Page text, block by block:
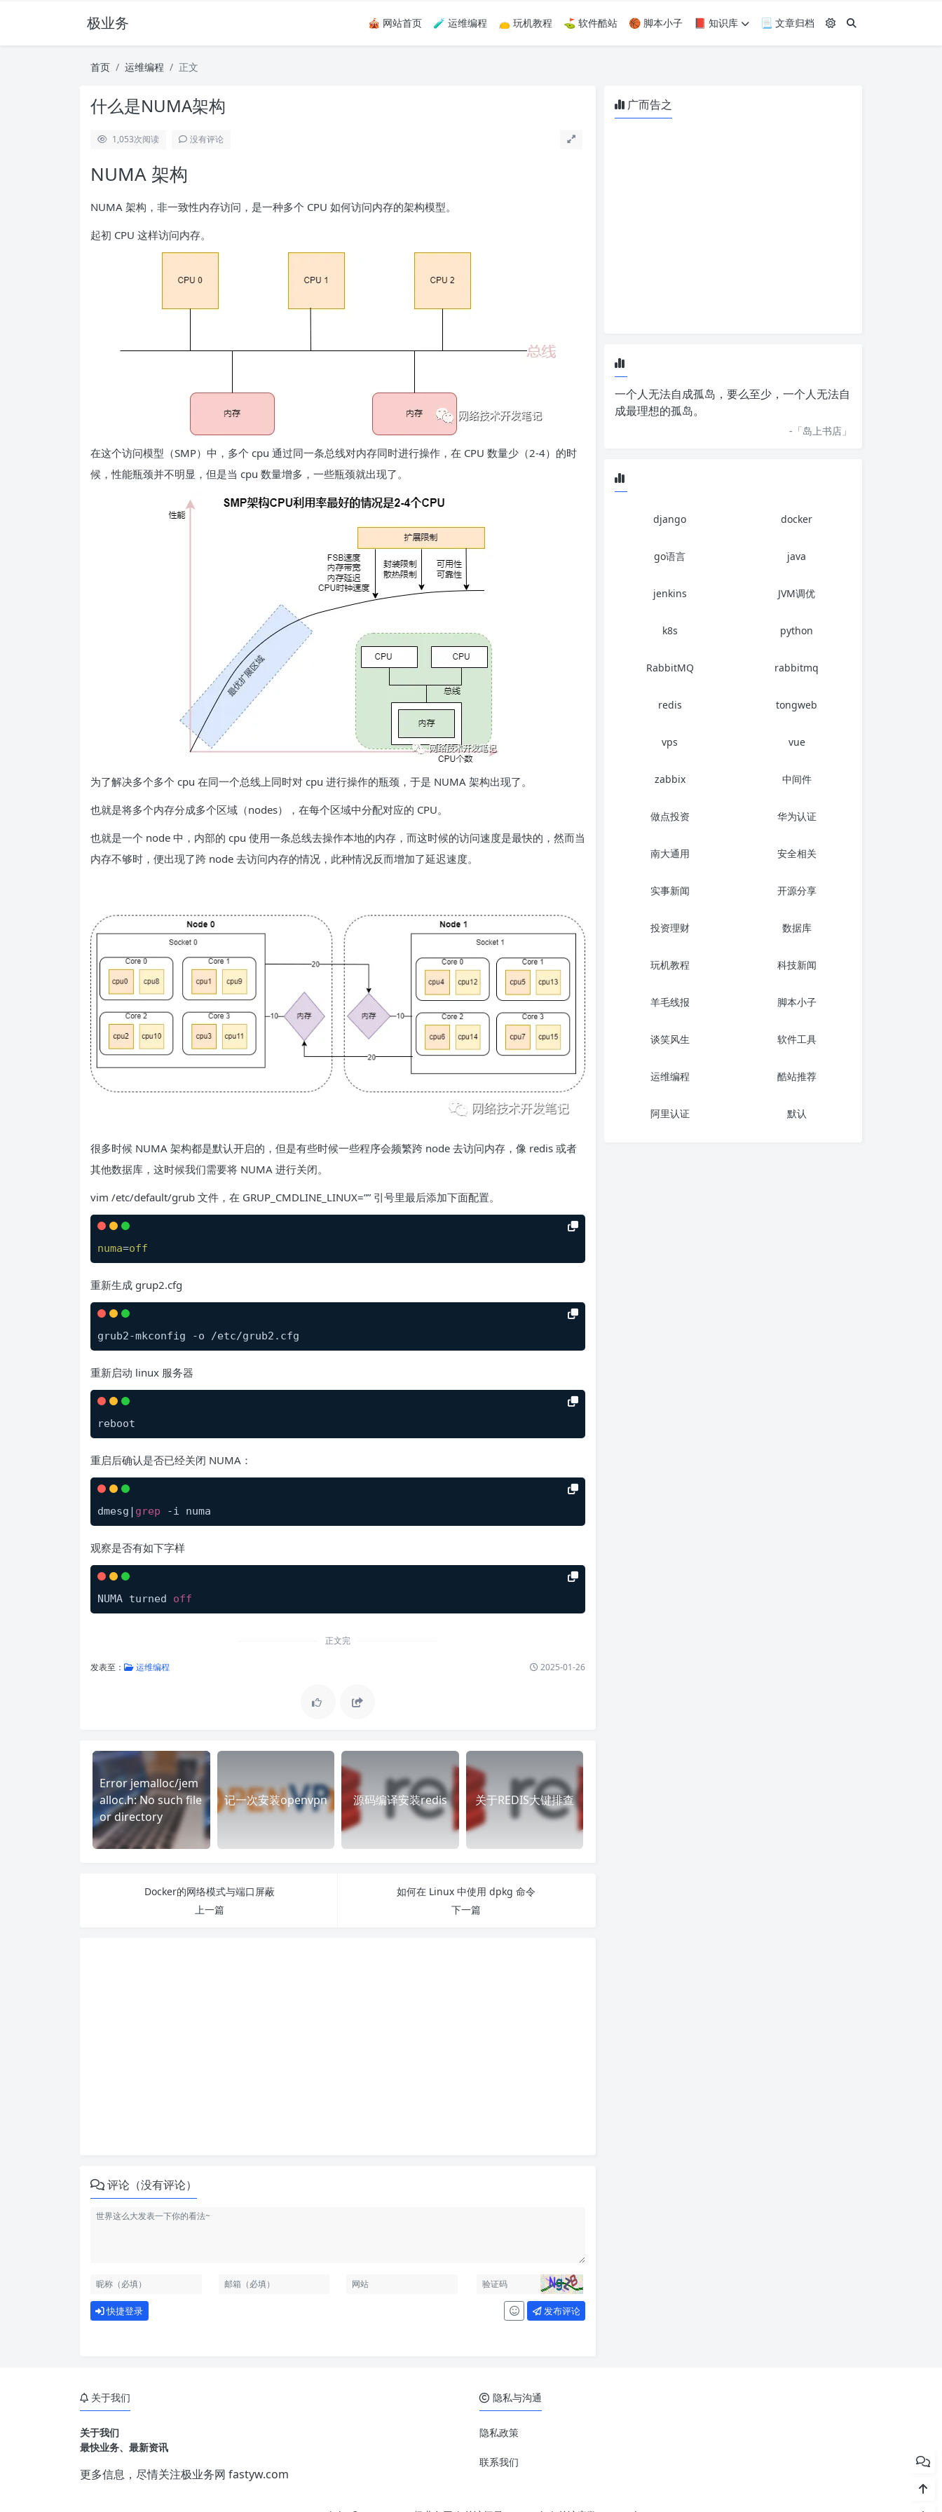
极业务 🎪 网站首页 🧪 运维编程 👝 玩机教程 ⛳ 软件酷站 🏀 脚本小子 📕 知识库 📃 文章归档
首页 运维编程 正文
什么是NUMA架构
1,053次阅读 没有评论
NUMA 架构
NUMA 架构，非一致性内存访问，是一种多个 CPU 如何访问内存的架构模型。
起初 CPU 这样访问内存。
在这个访问模型（SMP）中，多个 cpu 通过同一条总线对内存同时进行操作，在 CPU 数量少（2-4）的时
候，性能瓶颈并不明显，但是当 cpu 数量增多，一些瓶颈就出现了。
为了解决多个多个 cpu 在同一个总线上同时对 cpu 进行操作的瓶颈，于是 NUMA 架构出现了。
也就是将多个内存分成多个区域（nodes），在每个区域中分配对应的 CPU。
也就是一个 node 中，内部的 cpu 使用一条总线去操作本地的内存，而这时候的访问速度是最快的，然而当
内存不够时，便出现了跨 node 去访问内存的情况，此种情况反而增加了延迟速度。
很多时候 NUMA 架构都是默认开启的，但是有些时候一些程序会频繁跨 node 去访问内存，像 redis 或者
其他数据库，这时候我们需要将 NUMA 进行关闭。
vim /etc/default/grub 文件，在 GRUP_CMDLINE_LINUX=”” 引号里最后添加下面配置。
numa=off
重新生成 grup2.cfg
grub2-mkconfig -o /etc/grub2.cfg
重新启动 linux 服务器
reboot
重启后确认是否已经关闭 NUMA：
dmesg| grep -i numa
观察是否有如下字样
NUMA turned off
正文完
发表至： 运维编程 2025-01-26
Error jemalloc/jem
alloc.h: No such file
or directory
记一次安装openvpn 源码编译安装redis 关于REDIS大键排查
Docker的网络模式与端口屏蔽
上一篇
如何在 Linux 中使用 dpkg 命令
下一篇
评论（没有评论）
快捷登录 发布评论
广而告之
一个人无法自成孤岛，要么至少，一个人无法自
成最理想的孤岛。
-「岛上书店 」
django docker
go语言 java
jenkins JVM调优
k8s python
RabbitMQ rabbitmq
redis tongweb
vps vue
zabbix 中间件
做点投资 华为认证
南大通用 安全相关
实事新闻 开源分享
投资理财 数据库
玩机教程 科技新闻
羊毛线报 脚本小子
谈笑风生 软件工具
运维编程 酷站推荐
阿里认证 默认
关于我们
关于我们
最快业务、最新资讯
更多信息，尽情关注极业务网 fastyw.com
隐私与沟通
隐私政策
联系我们